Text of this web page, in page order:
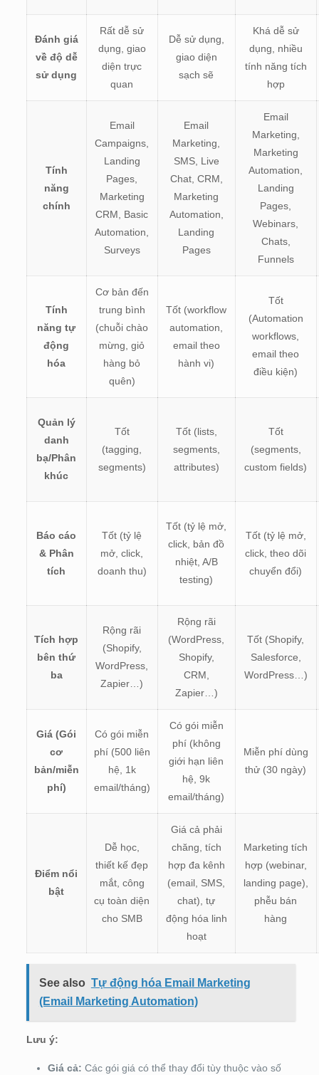
Đánh giá
về độ dễ
sử dụng
Rất dễ sử
dụng, giao
diện trực
quan
Dễ sử dụng,
giao diện
sạch sẽ
Khá dễ sử
dụng, nhiều
tính năng tích
hợp
Tính
năng
chính
Email
Campaigns,
Landing
Pages,
Marketing
CRM, Basic
Automation,
Surveys
Email
Marketing,
SMS, Live
Chat, CRM,
Marketing
Automation,
Landing
Pages
Email
Marketing,
Marketing
Automation,
Landing
Pages,
Webinars,
Chats,
Funnels
Tính
năng tự
động
hóa
Cơ bản đến
trung bình
(chuỗi chào
mừng, giỏ
hàng bỏ
quên)
Tốt (workflow
automation,
email theo
hành vi)
Tốt
(Automation
workflows,
email theo
điều kiện)
Quản lý
danh
bạ/Phân
khúc
Tốt
(tagging,
segments)
Tốt (lists,
segments,
attributes)
Tốt
(segments,
custom fields)
Báo cáo
& Phân
tích
Tốt (tỷ lệ
mở, click,
doanh thu)
Tốt (tỷ lệ mở,
click, bản đồ
nhiệt, A/B
testing)
Tốt (tỷ lệ mở,
click, theo dõi
chuyển đổi)
Tích hợp
bên thứ
ba
Rộng rãi
(Shopify,
WordPress,
Zapier…)
Rộng rãi
(WordPress,
Shopify,
CRM,
Zapier…)
Tốt (Shopify,
Salesforce,
WordPress…)
Giá (Gói
cơ
bản/miễn
phí)
Có gói miễn
phí (500 liên
hệ, 1k
email/tháng)
Có gói miễn
phí (không
giới hạn liên
hệ, 9k
email/tháng)
Miễn phí dùng
thử (30 ngày)
Điểm nổi
bật
Dễ học,
thiết kế đẹp
mắt, công
cụ toàn diện
cho SMB
Giá cả phải
chăng, tích
hợp đa kênh
(email, SMS,
chat), tự
động hóa linh
hoạt
Marketing tích
hợp (webinar,
landing page),
phễu bán
hàng
See also Tự động hóa Email Marketing
(Email Marketing Automation)
Lưu ý:
Giá cả: Các gói giá có thể thay đổi tùy thuộc vào số